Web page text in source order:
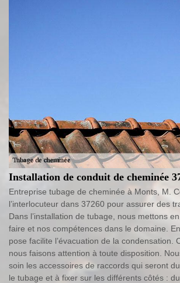
Installation de conduit de cheminée
Entreprise tubage de cheminée à Monts, M.
l’interlocuteur dans 37260 pour assurer des
Dans l’installation de tubage, nous mettons
faire et nos compétences dans le domaine.
pose facilite l’évacuation de la condensation.
nous faisons attention à toute disposition.
soin les accessoires de raccords qui seront
le tubage et à fixer sur les différents côtés :